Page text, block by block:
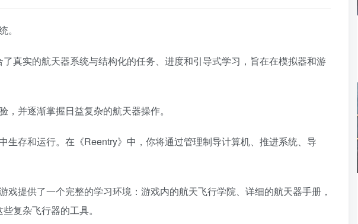
真实的航天器系统与结构化的任务、进度和引导式学习，旨在在模拟器和游
并逐渐掌握日益复杂的航天器操作。
生存和运行。在《Reentry》中，你将通过管理制导计算机、推进系统、导
提供了一个完整的学习环境：游戏内的航天飞行学院、详细的航天器手册，
复杂飞行器的工具。